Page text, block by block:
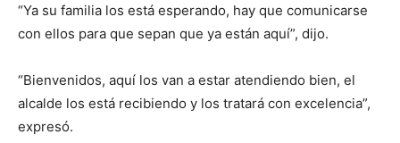
“Ya su familia los está esperando, hay que comunicarse
con ellos para que sepan que ya están aquí”, dijo.
“Bienvenidos, aquí los van a estar atendiendo bien, el
alcalde los está recibiendo y los tratará con excelencia”,
expresó.